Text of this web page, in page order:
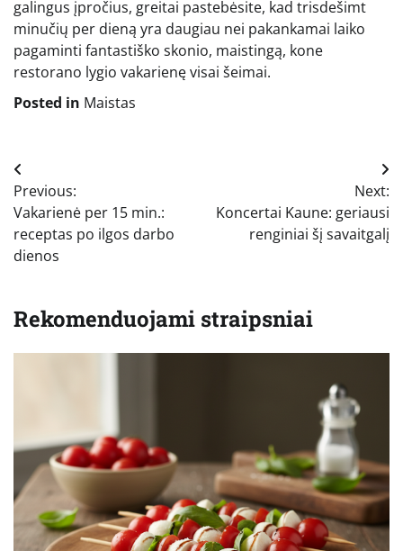
galingus įpročius, greitai pastebėsite, kad trisdešimt
minučių per dieną yra daugiau nei pakankamai laiko
pagaminti fantastiško skonio, maistingą, kone
restorano lygio vakarienę visai šeimai.
Posted in Maistas
Navigacija
tarp
įrašų
Previous:
Vakarienė per 15 min.:
receptas po ilgos darbo
dienos
Next:
Koncertai Kaune: geriausi
renginiai šį savaitgalį
Rekomenduojami straipsniai